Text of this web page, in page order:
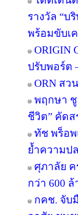
รางวัล “บ
พร้อมขับเ
ORIGIN
ปรับพอร์ต
ORN สว
พฤกษา
ชีวิต” คัดส
ทัช พร็อพ
ย้ำความป
ศุภาลัย ค
กว่า 600
กคช. จับ